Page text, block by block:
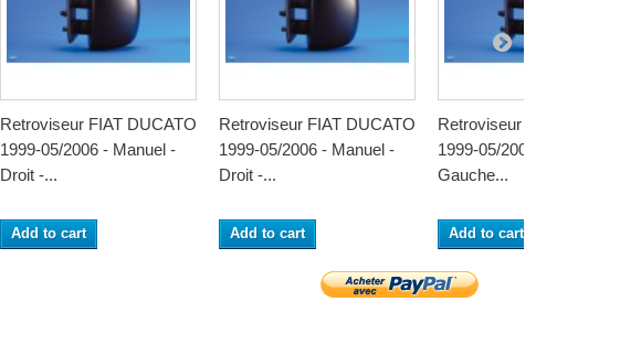
Retroviseur FIAT DUCATO
1999-05/2006 - Manuel -
Droit -...
Add to cart
Retroviseur FIAT DUCATO
1999-05/2006 - Manuel -
Droit -...
Add to cart
Retroviseur FIAT
1999-05/2006 - Manuel -
Gauche...
Add to cart